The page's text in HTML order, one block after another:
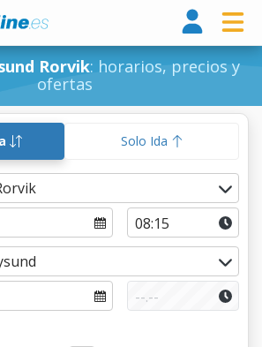
Rorvik: horarios, precios y
ofertas
Solo Ida